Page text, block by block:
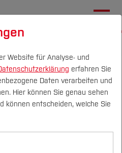
DE|EN Quicklinks
für
Mehr
und
in der
Website für Analyse- und
erfahren Sie
Daten verarbeiten und
Hier können Sie genau sehen
können entscheiden, welche Sie